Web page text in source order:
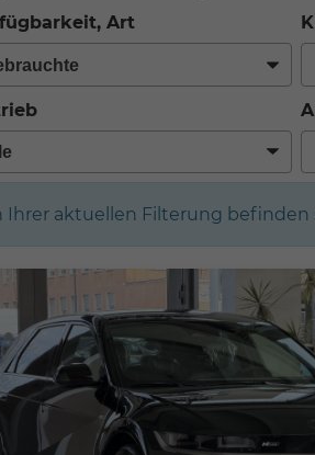
Art
Ihrer aktuellen Filterung